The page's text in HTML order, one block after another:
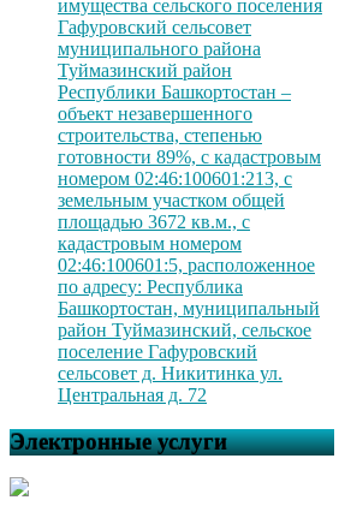
имущества сельского поселения
Гафуровский сельсовет
муниципального района
Туймазинский район
Республики Башкортостан –
объект незавершенного
строительства, степенью
готовности 89%, с кадастровым
номером 02:46:100601:213, с
земельным участком общей
площадью 3672 кв.м., с
кадастровым номером
02:46:100601:5, расположенное
по адресу: Республика
Башкортостан, муниципальный
район Туймазинский, сельское
поселение Гафуровский
сельсовет д. Никитинка ул.
Центральная д. 72
Электронные услуги